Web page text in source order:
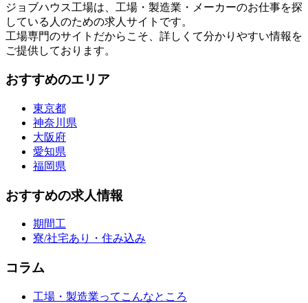
ジョブハウス工場は、工場・製造業・メーカーのお仕事を探
している人のための求人サイトです。
工場専門のサイトだからこそ、詳しくて分かりやすい情報を
ご提供しております。
おすすめのエリア
東京都
神奈川県
大阪府
愛知県
福岡県
おすすめの求人情報
期間工
寮/社宅あり・住み込み
コラム
工場・製造業ってこんなところ